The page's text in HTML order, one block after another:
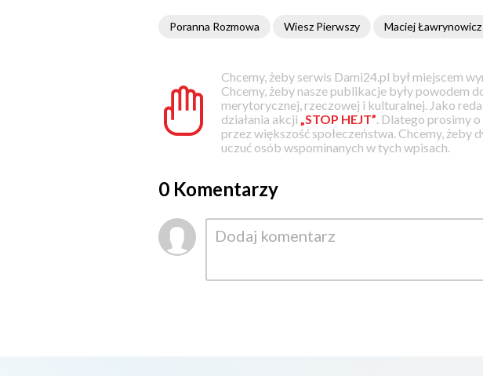
Poranna Rozmowa Wiesz Pierwszy Maciej Ławrynowicz
Chcemy, żeby serwis Dami24.pl był miejscem
Chcemy, żeby nasze publikacje były powodem
merytorycznej, rzeczowej i kulturalnej. Jako
działania akcji „STOP HEJT” . Dlatego prosimy
przez większość społeczeństwa. Chcemy, żeby
uczuć osób wspominanych w tych wpisach.
0 Komentarzy